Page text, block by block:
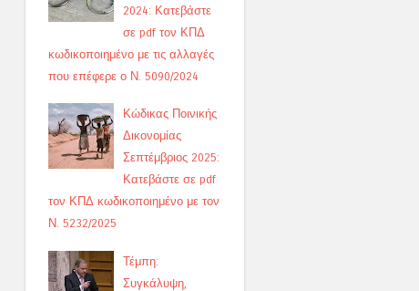
2024: Κατεβάστε
σε pdf τον ΚΠΔ
κωδικοποιημένο με τις αλλαγές
που επέφερε ο Ν. 5090/2024
Κώδικας Ποινικής
Δικονομίας
Σεπτέμβριος 2025:
Κατεβάστε σε pdf
τον ΚΠΔ κωδικοποιημένο με τον
Ν. 5232/2025
Τέμπη:
Συγκάλυψη,